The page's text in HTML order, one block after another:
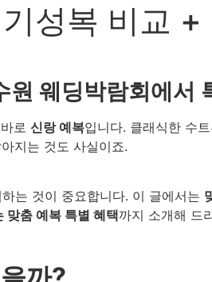
성복 비교
웨딩박람회에서
로 신랑 예복입니다. 클래식한 수
지는 것도 사실이죠.
는 것이 중요합니다. 이 글에서는
맞춤 예복 특별 혜택까지 소개해 드